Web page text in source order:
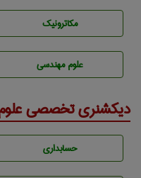
مکاترونیک
علوم مهندسی
دیکشنری تخصصی
حسابداری